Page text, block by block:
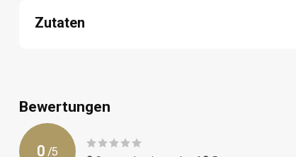
2 : Kurz aufschäumen lassen.
3 : Gründlich ausspülen für ein frisches, sauberes Gefühl.
Zutaten
glyceryl oleate , citric acid , linalool , citronellol , hexyl
sodium hyaluronate , caprylic/capric triglyceride , lecithin ,
glycerides citrate , rosa canina flower extract.
Bewertungen
0 /5